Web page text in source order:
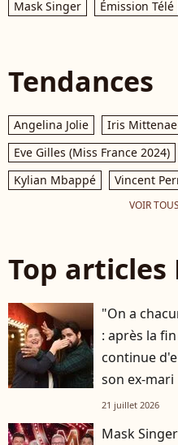
Mask Singer Émission Télé
Tendances
Angelina Jolie Iris
Eve Gilles (Miss France 2024)
Kylian Mbappé
Vincent
VOIR
Top articles
"On a
: après la
continue
son ex-mari
21 juillet 2026
Mask